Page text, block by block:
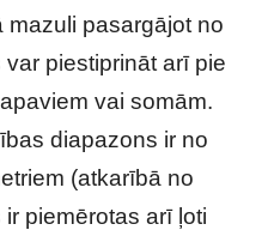
mazuli pasargājot no
piestiprināt arī pie
vai somām.
diapazons ir no
(atkarībā no
piemērotas arī ļoti